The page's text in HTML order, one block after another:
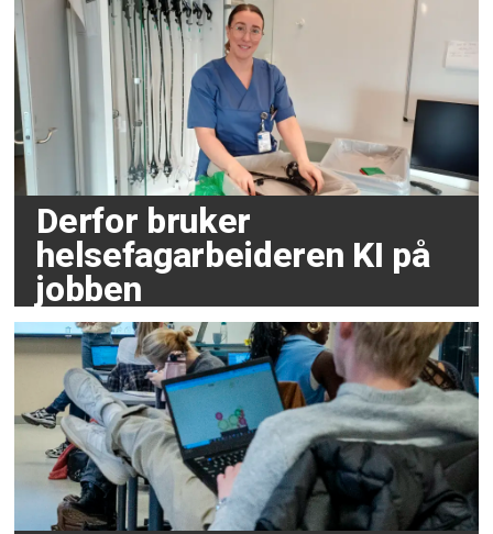
Derfor bruker
helsefagarbeideren KI på
jobben